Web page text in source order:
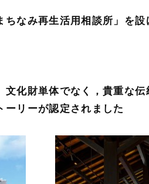
なみ再生活用相談所」を
化財単体でなく，貴重な伝
ーリーが認定されました